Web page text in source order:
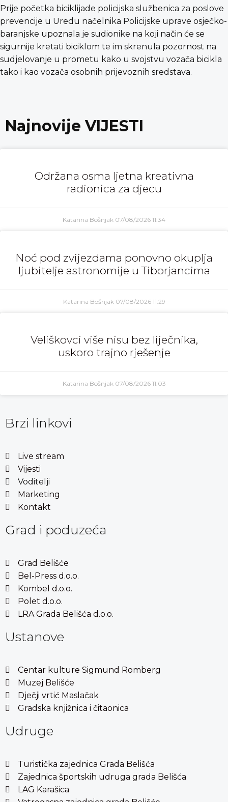
Prije početka biciklijade policijska službenica za poslove
prevencije u Uredu načelnika Policijske uprave osječko-
baranjske upoznala je sudionike na koji način će se
sigurnije kretati biciklom te im skrenula pozornost na
sudjelovanje u prometu kako u svojstvu vozača bicikla
tako i kao vozača osobnih prijevoznih sredstava.
Najnovije VIJESTI
Održana osma ljetna kreativna
radionica za djecu
Katarina Bošnjak 07/08/2026 11:34
Noć pod zvijezdama ponovno okuplja
ljubitelje astronomije u Tiborjancima
Katarina Bošnjak 07/08/2026 11:29
Veliškovci više nisu bez liječnika,
uskoro trajno rješenje
Katarina Bošnjak 07/08/2026 11:03
Brzi linkovi
Live stream
Vijesti
Voditelji
Marketing
Kontakt
Grad i poduzeća
Grad Belišće
Bel-Press d.o.o.
Kombel d.o.o.
Polet d.o.o.
LRA Grada Belišća d.o.o.
Ustanove
Centar kulture Sigmund Romberg
Muzej Belišće
Dječji vrtić Maslačak
Gradska knjižnica i čitaonica
Udruge
Turistička zajednica Grada Belišća
Zajednica športskih udruga grada Belišća
LAG Karašica